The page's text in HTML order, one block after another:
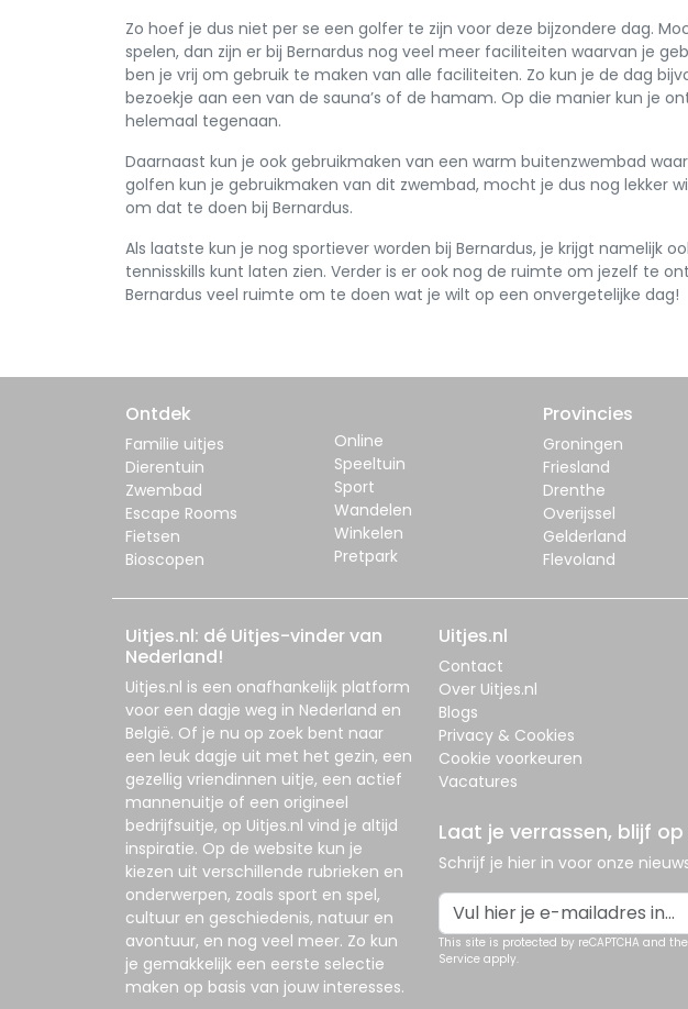
Zo hoef je dus niet per se een golfer te zijn voor deze bijzondere dag.
spelen, dan zijn er bij Bernardus nog veel meer faciliteiten waarvan je
ben je vrij om gebruik te maken van alle faciliteiten. Zo kun je de dag
bezoekje aan een van de sauna’s of de hamam. Op die manier kun je
helemaal tegenaan.
Daarnaast kun je ook gebruikmaken van een warm buitenzwembad
golfen kun je gebruikmaken van dit zwembad, mocht je dus nog lekker
om dat te doen bij Bernardus.
Als laatste kun je nog sportiever worden bij Bernardus, je krijgt namelijk
tennisskills kunt laten zien. Verder is er ook nog de ruimte om jezelf te
Bernardus veel ruimte om te doen wat je wilt op een onvergetelijke dag!
Ontdek
Familie uitjes
Dierentuin
Zwembad
Escape Rooms
Fietsen
Bioscopen
Online
Speeltuin
Sport
Wandelen
Winkelen
Pretpark
Provincies
Groningen
Friesland
Drenthe
Overijssel
Gelderland
Flevoland
Uitjes.nl: dé Uitjes-vinder van
Nederland!
Uitjes.nl is een onafhankelijk platform
voor een dagje weg in Nederland en
België. Of je nu op zoek bent naar
een leuk dagje uit met het gezin, een
gezellig vriendinnen uitje, een actief
mannenuitje of een origineel
bedrijfsuitje, op Uitjes.nl vind je altijd
inspiratie. Op de website kun je
kiezen uit verschillende rubrieken en
onderwerpen, zoals sport en spel,
cultuur en geschiedenis, natuur en
avontuur, en nog veel meer. Zo kun
je gemakkelijk een eerste selectie
maken op basis van jouw interesses.
Uitjes.nl
Contact
Over Uitjes.nl
Blogs
Privacy & Cookies
Cookie voorkeuren
Vacatures
Laat je verrassen, blijf
Schrijf je hier in voor onze
This site is protected by reCAPTCHA and
Service apply.